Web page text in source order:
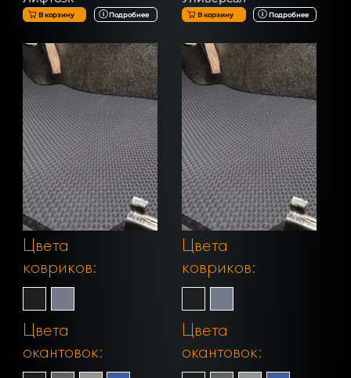
В корзину Подробнее В корзину Подробнее
Цвета
ковриков:
Цвета
окантовок:
Цвета
ковриков:
Цвета
окантовок: